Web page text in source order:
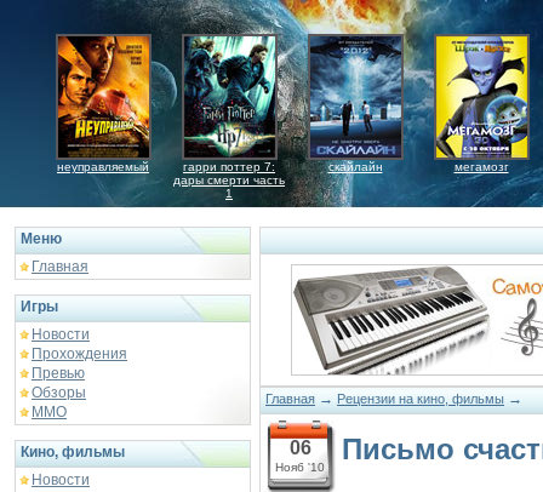
неуправляемый
гарри поттер 7:
дары смерти часть
1
скайлайн мегамозг
Меню
Главная
Игры
Новости
Прохождения
Превью
Обзоры
ММО
Кино, фильмы
Новости
Главная → Рецензии на кино, фильмы →
06
Нояб '10
Письмо